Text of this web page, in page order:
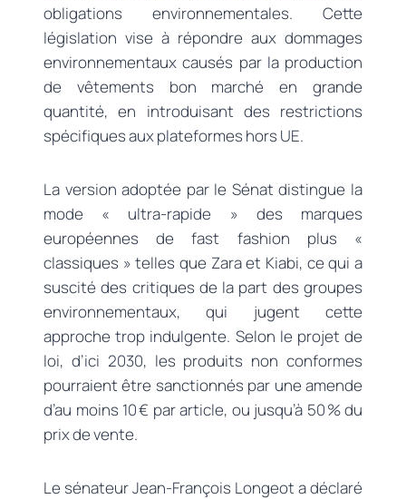
obligations environnementales. Cette
législation vise à répondre aux dommages
environnementaux causés par la production
de vêtements bon marché en grande
quantité, en introduisant des restrictions
spécifiques aux plateformes hors UE.
La version adoptée par le Sénat distingue la
mode « ultra-rapide » des marques
européennes de fast fashion plus «
classiques » telles que Zara et Kiabi, ce qui a
suscité des critiques de la part des groupes
environnementaux, qui jugent cette
approche trop indulgente. Selon le projet de
loi, d’ici 2030, les produits non conformes
pourraient être sanctionnés par une amende
d’au moins 10 € par article, ou jusqu’à 50 % du
prix de vente.
Le sénateur Jean-François Longeot a déclaré